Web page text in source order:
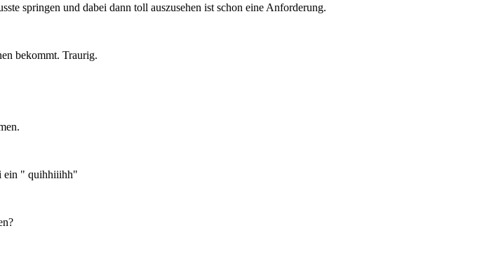
springen und dabei dann toll auszusehen ist schon eine Anforderung.
bekommt. Traurig.
ein " quihhiiihh"